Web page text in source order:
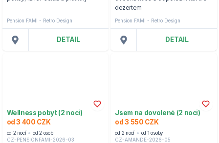
Pension FAMI - Retro Design
DETAIL
dezertem
Pension FAMI - Retro Design
DETAIL
Wellness pobyt (2 noci)
od 3 400 CZK
od 2 nocí
od 2 osob
CZ-PENSIONFAMI-2026-03
Jsem na dovolené (2 noci)
od 3 550 CZK
od 2 nocí
od 1 osoby
CZ-AMANDE-2026-05